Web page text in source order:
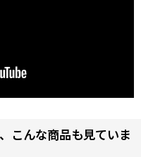
こんな商品も見ていま